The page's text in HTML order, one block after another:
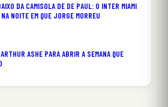
DA CAMISOLA DE DE PAUL: O INTER MIAMI
NOITE EM QUE JORGE MORREU
ASHE PARA ABRIR A SEMANA QUE